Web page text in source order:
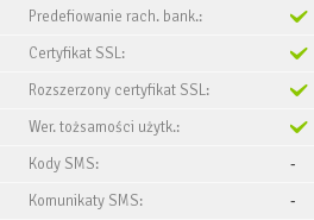
Predefiowanie rach. bank.:
Certyfikat SSL:
Rozszerzony certyfikat SSL:
Wer. tożsamości użytk.:
Kody SMS:
-
Komunikaty SMS:
-